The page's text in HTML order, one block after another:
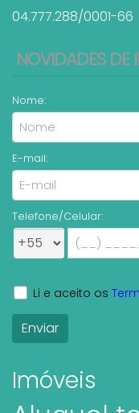
04.777.288/0001-66
NOVIDADES DE
Nome:
E-mail:
Telefone/Celular:
Li e aceito os
Imóveis